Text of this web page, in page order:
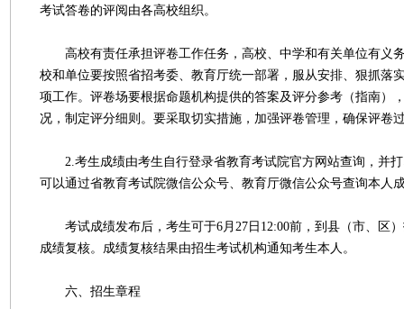
考试答卷的评阅由各高校组织。
高校有责任承担评卷工作任务，高校、中学和有关单位有义
校和单位要按照省招考委、教育厅统一部署，服从安排、狠抓落
项工作。评卷场要根据命题机构提供的答案及评分参考（指南）
况，制定评分细则。要采取切实措施，加强评卷管理，确保评卷
2.考生成绩由考生自行登录省教育考试院官方网站查询，并打
可以通过省教育考试院微信公众号、教育厅微信公众号查询本人
考试成绩发布后，考生可于6月27日12:00前，到县（市、区
成绩复核。成绩复核结果由招生考试机构通知考生本人。
六、招生章程